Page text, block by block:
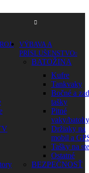
VÝBAVA A
PRÍSLUŠENSTVO
BATOŽINA
Kufre
Tankvaky
Bočné a
tašky
Pitné
vaky/batohy
Držiaky na
mobil a
Tašky na
Ostatné
BEZPEČNOSŤ